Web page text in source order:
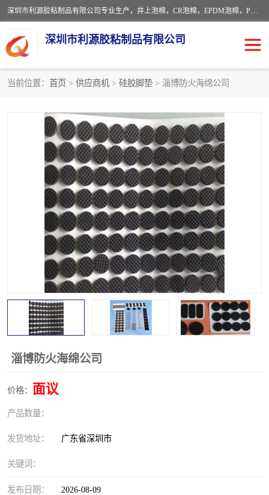
深圳市利源胶粘制品有限公司专业生产，井上泡棉，CR泡棉，EPDM泡棉，PORON泡棉厚度剖切，公差正负0.1mm，硅胶条，脚垫，异形一次成型，雕刻EVA海绵；包装材料:精密仪器、医疗器具、运输时缓冲、防震材料。建筑:住房装潢材料、房屋门窗密封；轻便、强韧性：轻便并且具有较强的韧性，良好的耐油性与耐溶剂性。隔热性：导热性低具有优越的保温性，具有的回弹性。
深圳市利源胶粘制品有限公司
当前位置： 首页 > 供应商机 > 硅胶脚垫 > 淄博防火海绵公司
淄博防火海绵公司
价格： 面议
产品数量：
发货地址： 广东省深圳市
关键词：
发布日期： 2026-08-09
PORON泡棉 防火海绵
EVA珍珠棉异形 硅胶脚垫
佛橡胶泡棉